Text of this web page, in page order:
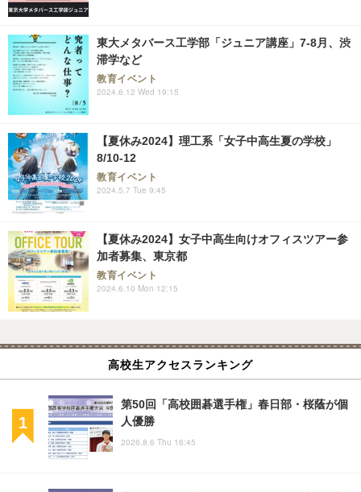
東大メタバース工学部「ジュニア講座」7-8月、渋
滞学など
教育イベント
2024.6.12 Wed 19:15
【夏休み2024】理工系「女子中高生夏の学校」
8/10-12
教育イベント
2024.5.7 Tue 9:45
【夏休み2024】女子中高生向けオフィスツアー参
加者募集、東京都
教育イベント
2024.6.10 Mon 12:15
高校生アクセスランキング
第50回「高校囲碁選手権」春日部・桜蔭が個
人優勝
2026.8.6 Thu 16:45